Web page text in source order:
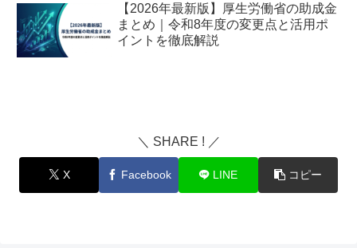
【2026年最新版】厚生労働省の助成金
まとめ｜令和8年度の変更点と活用ポ
イントを徹底解説
＼ SHARE ! ／
X Facebook LINE コピー